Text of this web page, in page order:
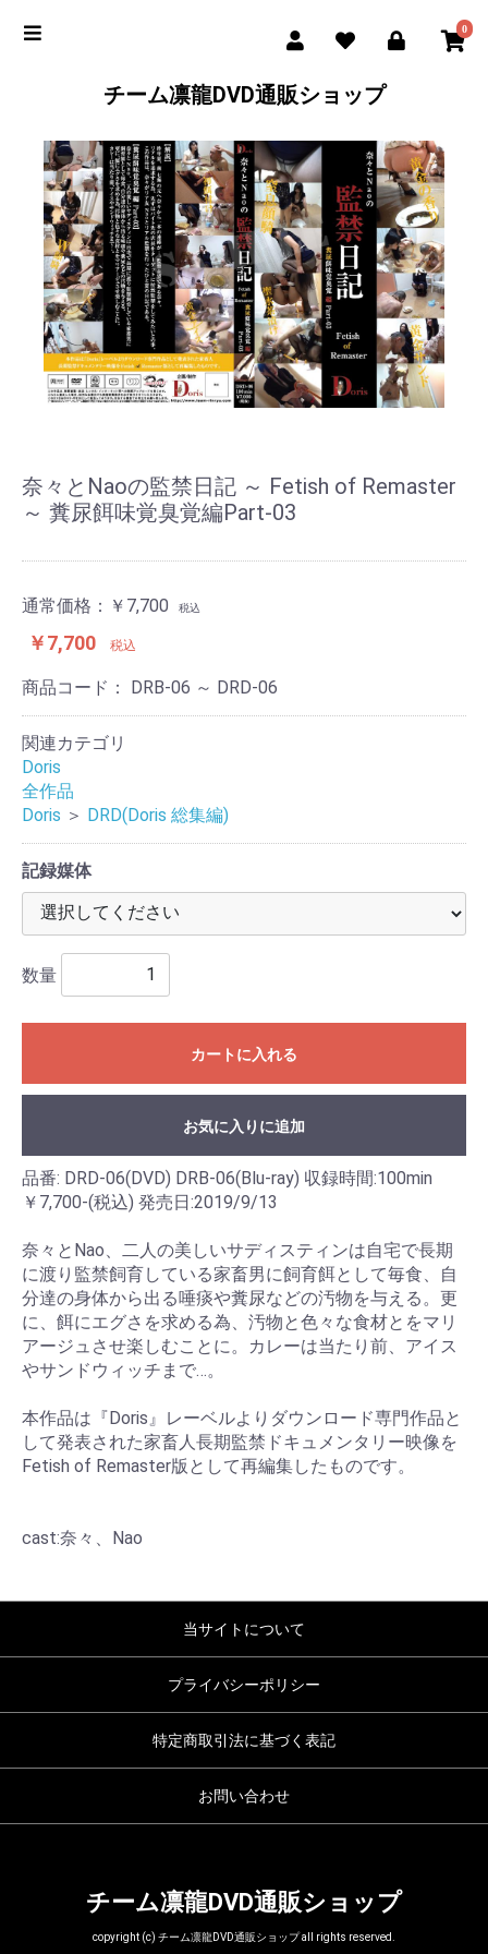
0
チーム凛龍DVD通販ショップ
奈々とNaoの監禁日記 ～ Fetish of Remaster
～ 糞尿餌味覚臭覚編Part-03
通常価格： ￥7,700 税込
￥7,700 税込
商品コード： DRB-06 ～ DRD-06
関連カテゴリ
Doris
全作品
Doris ＞ DRD(Doris 総集編)
記録媒体
数量
カートに入れる
お気に入りに追加
品番: DRD-06(DVD) DRB-06(Blu-ray) 収録時間:100min
￥7,700-(税込) 発売日:2019/9/13
奈々とNao、二人の美しいサディスティンは自宅で長期
に渡り監禁飼育している家畜男に飼育餌として毎食、自
分達の身体から出る唾痰や糞尿などの汚物を与える。更
に、餌にエグさを求める為、汚物と色々な食材とをマリ
アージュさせ楽しむことに。カレーは当たり前、アイス
やサンドウィッチまで…。
本作品は『Doris』レーベルよりダウンロード専門作品と
して発表された家畜人長期監禁ドキュメンタリー映像を
Fetish of Remaster版として再編集したものです。
cast:奈々、Nao
当サイトについて
プライバシーポリシー
特定商取引法に基づく表記
お問い合わせ
チーム凛龍DVD通販ショップ
copyright (c) チーム凛龍DVD通販ショップ all rights reserved.